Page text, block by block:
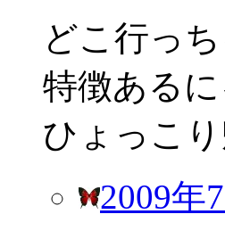
どこ行っ
特徴ある
ひょっこ
2009年